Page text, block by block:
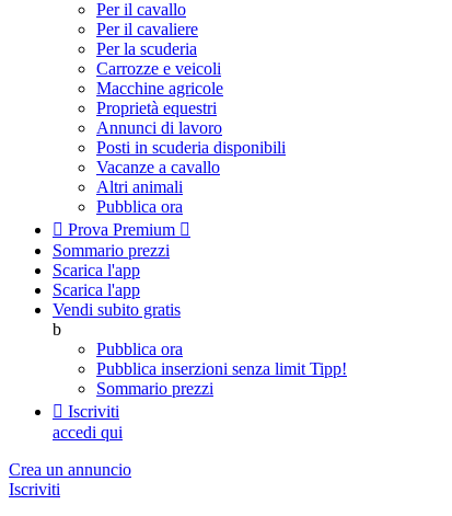
Per il cavallo
Per il cavaliere
Per la scuderia
Carrozze e veicoli
Macchine agricole
Proprietà equestri
Annunci di lavoro
Posti in scuderia disponibili
Vacanze a cavallo
Altri animali
Pubblica ora
 Prova Premium 
Sommario prezzi
Scarica l'app
Scarica l'app
Vendi subito gratis
b
Pubblica ora
Pubblica inserzioni senza limit Tipp!
Sommario prezzi
 Iscriviti
accedi qui
Crea un annuncio
Iscriviti